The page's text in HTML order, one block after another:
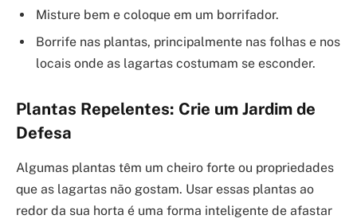
Misture bem e coloque em um borrifador.
Borrife nas plantas, principalmente nas folhas e nos
locais onde as lagartas costumam se esconder.
Plantas Repelentes: Crie um Jardim de
Defesa
Algumas plantas têm um cheiro forte ou propriedades
que as lagartas não gostam. Usar essas plantas ao
redor da sua horta é uma forma inteligente de afastar